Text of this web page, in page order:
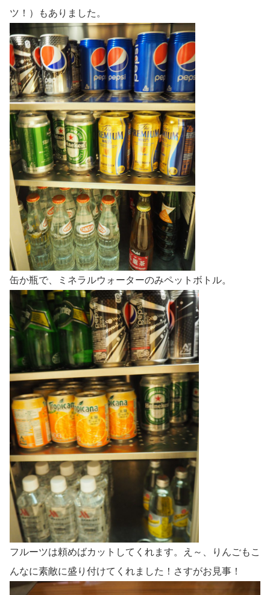
ツ！）もありました。
缶か瓶で、ミネラルウォーターのみペットボトル。
フルーツは頼めばカットしてくれます。え～、りんごもこ
んなに素敵に盛り付けてくれました！さすがお見事！